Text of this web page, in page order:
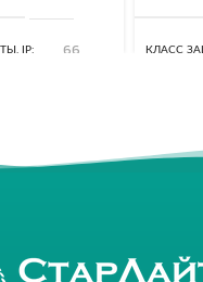
IP 66 КЛАСС